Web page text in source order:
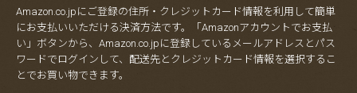
Amazon.co.jpにご登録の住所・クレジットカード情報を利用して簡単
にお支払いいただける決済方法です。「Amazonアカウントでお支払
い」ボタンから、Amazon.co.jpに登録しているメールアドレスとパス
ワードでログインして、配送先とクレジットカード情報を選択するこ
とでお買い物できます。